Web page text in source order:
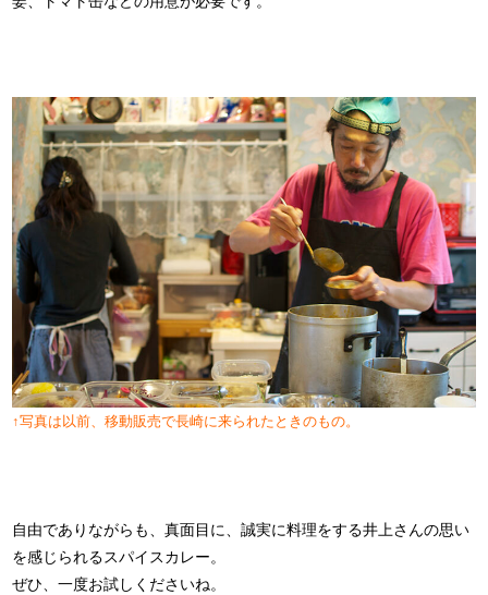
↑写真は以前、移動販売で長崎に来られたときのもの。
自由でありながらも、真面目に、誠実に料理をする井上さんの思い
を感じられるスパイスカレー。
ぜひ、一度お試しくださいね。